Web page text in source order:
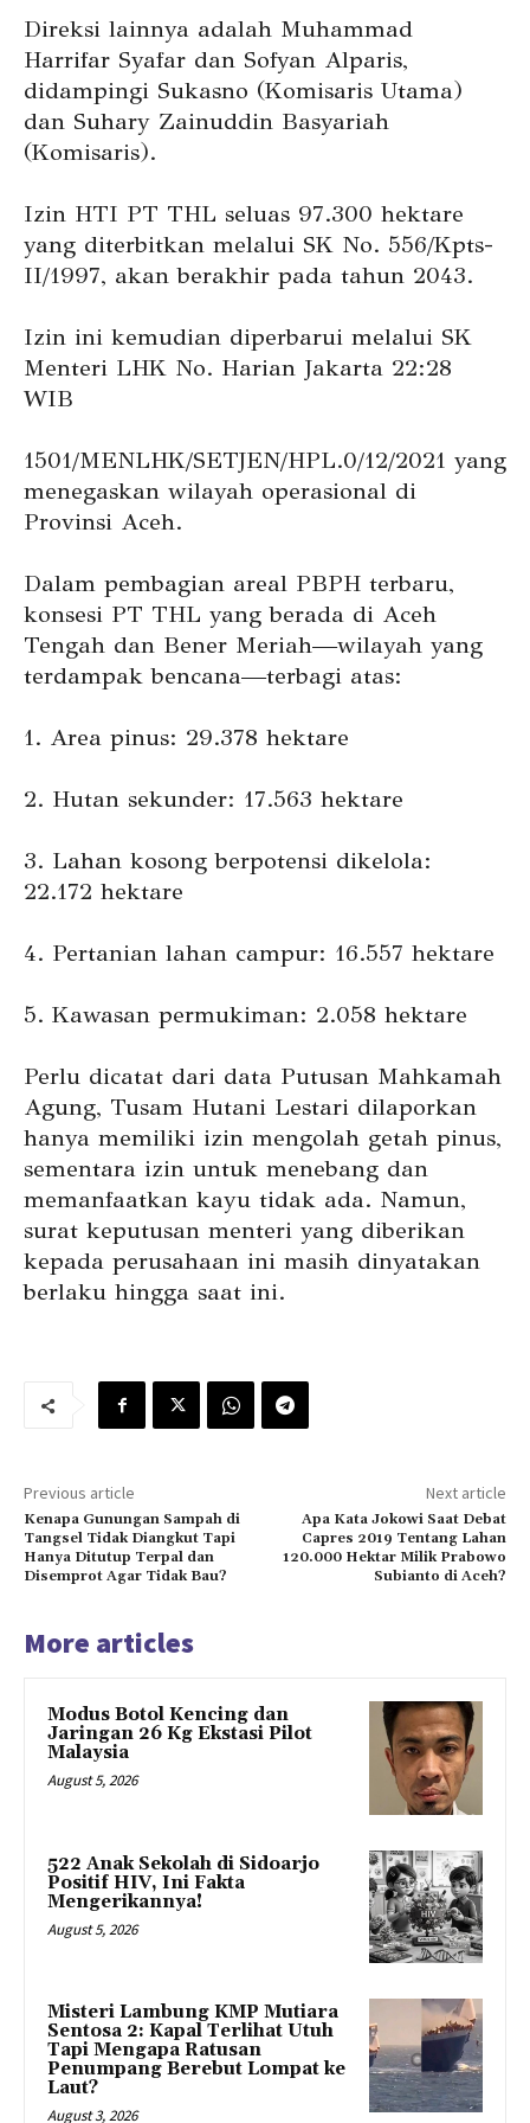
Direksi lainnya adalah Muhammad
Harrifar Syafar dan Sofyan Alparis,
didampingi Sukasno (Komisaris Utama)
dan Suhary Zainuddin Basyariah
(Komisaris).
Izin HTI PT THL seluas 97.300 hektare
yang diterbitkan melalui SK No. 556/Kpts-
II/1997, akan berakhir pada tahun 2043.
Izin ini kemudian diperbarui melalui SK
Menteri LHK No. Harian Jakarta 22:28
WIB
1501/MENLHK/SETJEN/HPL.0/12/2021 yang
menegaskan wilayah operasional di
Provinsi Aceh.
Dalam pembagian areal PBPH terbaru,
konsesi PT THL yang berada di Aceh
Tengah dan Bener Meriah—wilayah yang
terdampak bencana—terbagi atas:
1. Area pinus: 29.378 hektare
2. Hutan sekunder: 17.563 hektare
3. Lahan kosong berpotensi dikelola:
22.172 hektare
4. Pertanian lahan campur: 16.557 hektare
5. Kawasan permukiman: 2.058 hektare
Perlu dicatat dari data Putusan Mahkamah
Agung, Tusam Hutani Lestari dilaporkan
hanya memiliki izin mengolah getah pinus,
sementara izin untuk menebang dan
memanfaatkan kayu tidak ada. Namun,
surat keputusan menteri yang diberikan
kepada perusahaan ini masih dinyatakan
berlaku hingga saat ini.
Previous article
Kenapa Gunungan Sampah di
Tangsel Tidak Diangkut Tapi
Hanya Ditutup Terpal dan
Disemprot Agar Tidak Bau?
Next article
Apa Kata Jokowi Saat Debat
Capres 2019 Tentang Lahan
120.000 Hektar Milik Prabowo
Subianto di Aceh?
More articles
Modus Botol Kencing dan
Jaringan 26 Kg Ekstasi Pilot
Malaysia
August 5, 2026
522 Anak Sekolah di Sidoarjo
Positif HIV, Ini Fakta
Mengerikannya!
August 5, 2026
Misteri Lambung KMP Mutiara
Sentosa 2: Kapal Terlihat Utuh
Tapi Mengapa Ratusan
Penumpang Berebut Lompat ke
Laut?
August 3, 2026